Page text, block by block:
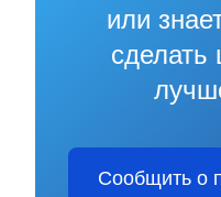
или
сделать
Сообщить о